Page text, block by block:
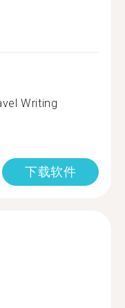
Writing
下载软件